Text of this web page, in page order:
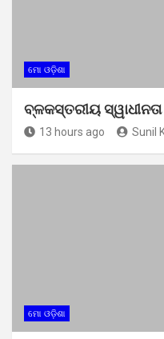
ମୋ ଓଡ଼ିଶା
ବ୍ଳକସ୍ତରୀୟ
13 hours ago Sunil
ମୋ ଓଡ଼ିଶା